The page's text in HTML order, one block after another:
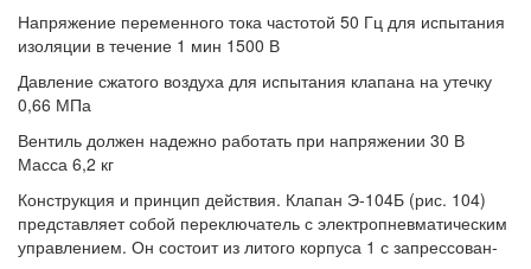
Напряжение переменного тока частотой 50 Гц для испытания
изоляции в течение 1 мин 1500 В
Давление сжатого воздуха для испытания клапана на утечку
0,66 МПа
Вентиль должен надежно работать при напряжении 30 В
Масса 6,2 кг
Конструкция и принцип действия. Клапан Э-104Б (рис. 104)
представляет собой переключатель с электропневматическим
управлением. Он состоит из литого корпуса 1 с запрессован-